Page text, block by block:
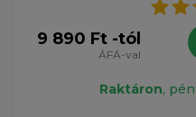
9 890 Ft -tól
ÁFÁ-val
Raktáron,